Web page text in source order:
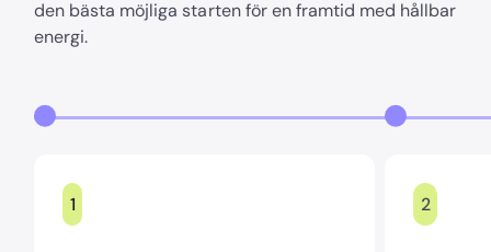
den bästa möjliga starten för en framtid med hållbar
energi.
1 2